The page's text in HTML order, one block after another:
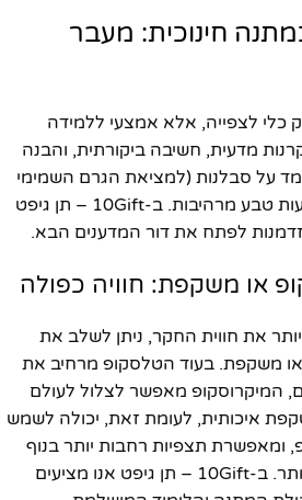
חינוכית: מעבר
כלי לצפייה, אלא אמצעי ללמידה
מדעית, חשיבה ביקורתית, והבנה
על סבלנות (למציאת הגרם השמימי
הנכון), על כיוונים, ועל תופעות טבע מרהיבות. ב-10Gift – תן גיפט
לפתח את דור המדענים הבא.
או משקפת: חוויה כפולה
את חווית החקר, ניתן לשלב את
משקפת. בעוד הטלסקופ מרחיב את
המיקרוסקופ מאפשר לצלול לעולם
איכותית, לעומת זאת, יכולה לשמש
ומאפשרת תצפיות רחבות יותר בנוף
וגם בשמיים, בקלות רבה יותר. ב-10Gift – תן גיפט אנו מציעים